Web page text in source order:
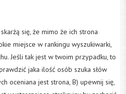
się, że mimo że ich strona
miejsce w rankingu wyszukiwarki,
Jeśli tak jest w twoim przypadku, to
jaka ilość osób szuka słów
oceniana jest strona, B) upewnij się,